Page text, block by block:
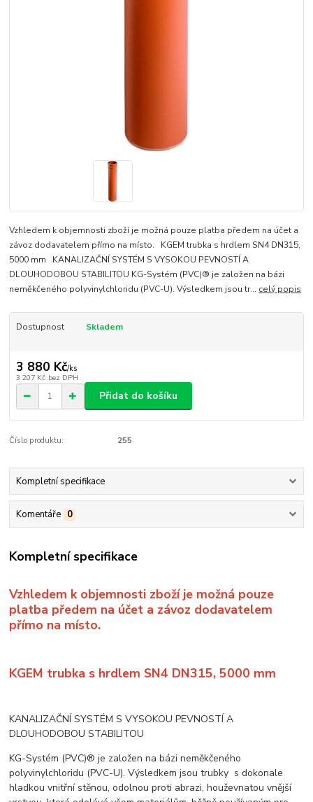
Vzhledem k objemnosti zboží je možná pouze platba předem na účet a
závoz dodavatelem přímo na místo. KGEM trubka s hrdlem SN4 DN315,
5000 mm KANALIZAČNÍ SYSTÉM S VYSOKOU PEVNOSTÍ A
DLOUHODOBOU STABILITOU KG-Systém (PVC)® je založen na bázi
neměkčeného polyvinylchloridu (PVC-U). Výsledkem jsou tr... celý popis
Dostupnost Skladem
3 880 Kč/ks
3 207 Kč bez DPH
Přidat do košíku
Číslo produktu: 255
Kompletní specifikace
Komentáře 0
Kompletní specifikace
Vzhledem k objemnosti zboží je možná pouze
platba předem na účet a závoz dodavatelem
přímo na místo.
KGEM trubka s hrdlem SN4 DN315, 5000 mm
KANALIZAČNÍ SYSTÉM S VYSOKOU PEVNOSTÍ A
DLOUHODOBOU STABILITOU
KG-Systém (PVC)® je založen na bázi neměkčeného
polyvinylchloridu (PVC-U). Výsledkem jsou trubky s dokonale
hladkou vnitřní stěnou, odolnou proti abrazi, houževnatou vnější